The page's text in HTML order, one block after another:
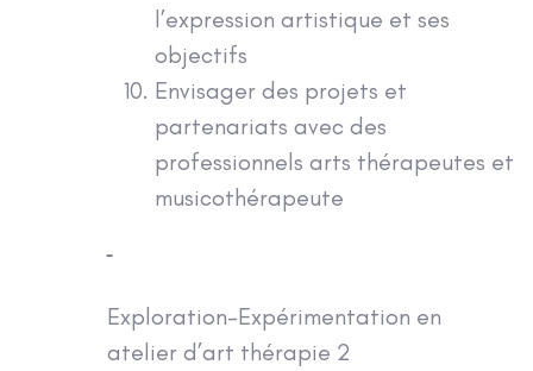
l’expression artistique et ses
objectifs
Envisager des projets et
partenariats avec des
professionnels arts thérapeutes et
musicothérapeute
Exploration-Expérimentation en
atelier d’art thérapie 2